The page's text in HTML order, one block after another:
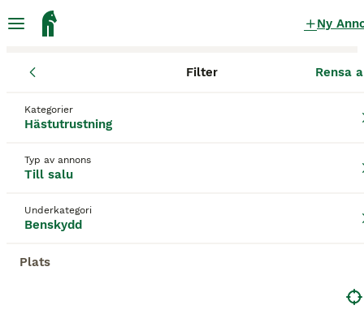
Ny
Filter Rensa
Kategorier
Hästutrustning
Typ av annons
Till salu
Underkategori
Benskydd
Plats
Benskydd till salu
Spara sökning